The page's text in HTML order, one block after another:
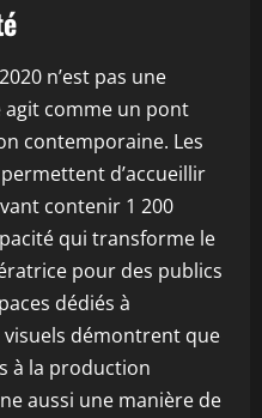
n’est pas une
comme un pont
contemporaine. Les
d’accueillir
contenir 1 200
qui transforme le
pour des publics
dédiés à
visuels démontrent que
à la production
aussi une manière de